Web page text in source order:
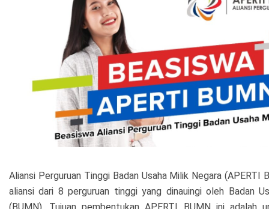
Aliansi Perguruan Tinggi Badan Usaha Milik Negara (APERTI
aliansi dari 8 perguruan tinggi yang dinauingi oleh Badan
(BUMN). Tujuan pembentukan APERTI BUMN ini adalah